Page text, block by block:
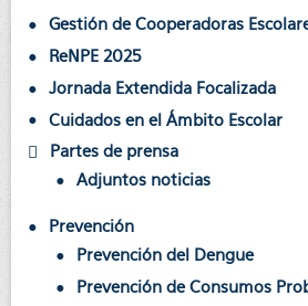
Gestión de Cooperadoras
ReNPE 2025
Jornada Extendida Focalizada
Cuidados en el Ámbito Escolar
Partes de prensa
Adjuntos noticias
Prevención
Prevención del Dengue
Prevención de Consumos